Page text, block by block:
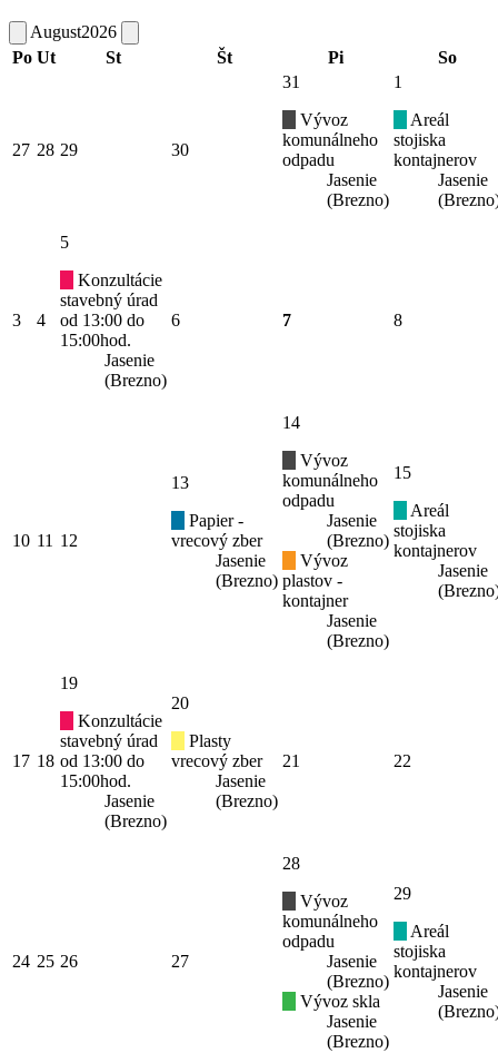
August2026
Po Ut St Št Pi So
27 28 29 30
31
Vývoz
komunálneho
odpadu
Jasenie
(Brezno)
1
Areál
stojiska
kontajnerov
Jasenie
3 4
5
Konzultácie
stavebný úrad
od 13:00 do
15:00hod.
Jasenie
(Brezno)
6 7 8
10 11 12
13
Papier -
vrecový zber
Jasenie
(Brezno)
14
Vývoz
komunálneho
odpadu
Jasenie
(Brezno)
Vývoz
plastov -
kontajner
Jasenie
(Brezno)
15
Areál
stojiska
kontajnerov
Jasenie
17 18
19
Konzultácie
stavebný úrad
od 13:00 do
15:00hod.
Jasenie
(Brezno)
20
Plasty
vrecový zber
Jasenie
(Brezno)
21 22
24 25 26 27
28
Vývoz
komunálneho
odpadu
Jasenie
(Brezno)
Vývoz skla
Jasenie
(Brezno)
29
Areál
stojiska
kontajnerov
Jasenie